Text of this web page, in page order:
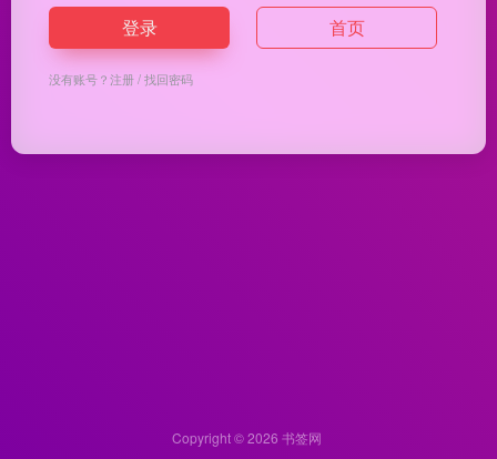
登录 首页
没有账号？注册/找回密码
Copyright © 2026 书签网